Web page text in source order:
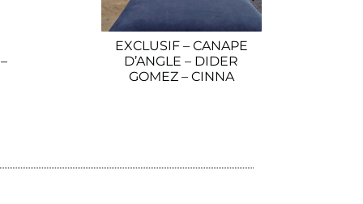
EXCLUSIF – CANAPE
D’ANGLE – DIDER
GOMEZ – CINNA